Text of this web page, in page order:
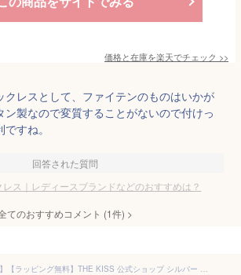
価格と在庫を楽天でチェック >>
クレスとして、ファイテンのものはいかが
製なので変質することがないので付けっ
すね。
回答された質問
ス｜レディースブランドなどのおすすめは？
てのおすすめコメント (1件) >
【選べる誕生石】【ラッピング無料】THE KISS 公式ショップ シルバー レディースネックレス 誕生石 オーダー レディースアクセサリー カップル に 人気 の ジュエリーブランド ネックレス・ペンダント BD-SN1401 アニバーサリー 【Twinkling】【あす楽対応（土日祝除く）】